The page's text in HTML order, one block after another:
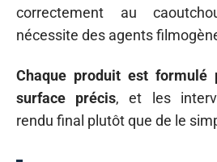
correctement au
nécessite des agents
Chaque produit est formulé
surface précis, et les
rendu final plutôt que de le